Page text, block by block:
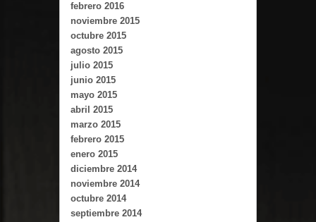
febrero 2016
noviembre 2015
octubre 2015
agosto 2015
julio 2015
junio 2015
mayo 2015
abril 2015
marzo 2015
febrero 2015
enero 2015
diciembre 2014
noviembre 2014
octubre 2014
septiembre 2014